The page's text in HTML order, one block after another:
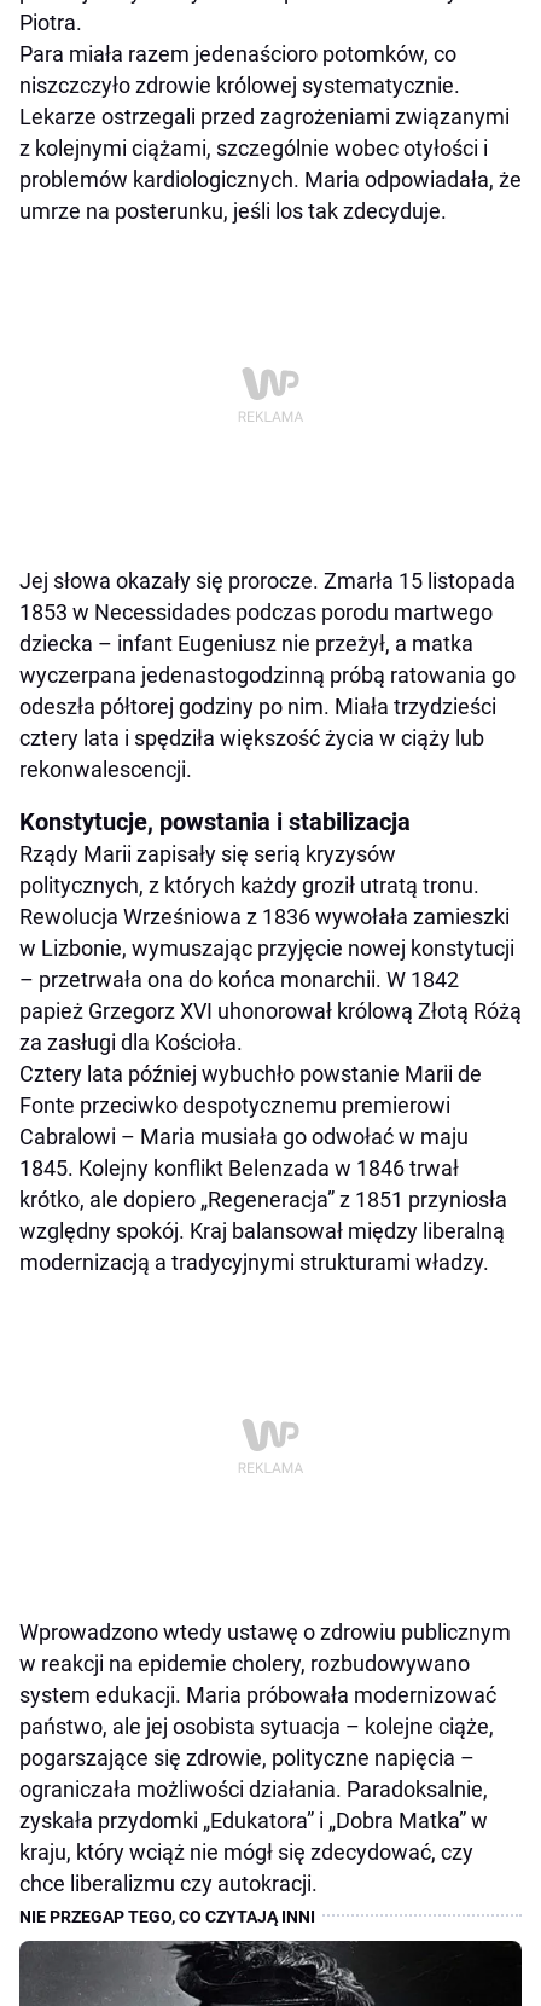
Piotra.
Para miała razem jedenaścioro potomków, co
niszczczyło zdrowie królowej systematycznie.
Lekarze ostrzegali przed zagrożeniami związanymi
z kolejnymi ciążami, szczególnie wobec otyłości i
problemów kardiologicznych. Maria odpowiadała, że
umrze na posterunku, jeśli los tak zdecyduje.
Jej słowa okazały się prorocze. Zmarła 15 listopada
1853 w Necessidades podczas porodu martwego
dziecka – infant Eugeniusz nie przeżył, a matka
wyczerpana jedenastogodzinną próbą ratowania go
odeszła półtorej godziny po nim. Miała trzydzieści
cztery lata i spędziła większość życia w ciąży lub
rekonwalescencji.
Konstytucje, powstania i stabilizacja
Rządy Marii zapisały się serią kryzysów
politycznych, z których każdy groził utratą tronu.
Rewolucja Wrześniowa z 1836 wywołała zamieszki
w Lizbonie, wymuszając przyjęcie nowej konstytucji
– przetrwała ona do końca monarchii. W 1842
papież Grzegorz XVI uhonorował królową Złotą Różą
za zasługi dla Kościoła.
Cztery lata później wybuchło powstanie Marii de
Fonte przeciwko despotycznemu premierowi
Cabralowi – Maria musiała go odwołać w maju
1845. Kolejny konflikt Belenzada w 1846 trwał
krótko, ale dopiero „Regeneracja” z 1851 przyniosła
względny spokój. Kraj balansował między liberalną
modernizacją a tradycyjnymi strukturami władzy.
Wprowadzono wtedy ustawę o zdrowiu publicznym
w reakcji na epidemie cholery, rozbudowywano
system edukacji. Maria próbowała modernizować
państwo, ale jej osobista sytuacja – kolejne ciąże,
pogarszające się zdrowie, polityczne napięcia –
ograniczała możliwości działania. Paradoksalnie,
zyskała przydomki „Edukatora” i „Dobra Matka” w
kraju, który wciąż nie mógł się zdecydować, czy
chce liberalizmu czy autokracji.